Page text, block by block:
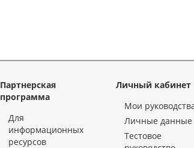
Партнерская
программа
Для
информационных
ресурсов
Личный кабинет
Мои
Личные данные
Тестовое